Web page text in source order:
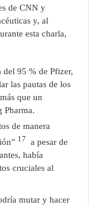
de CNN y
y, al
esta charla,
95 % de Pfizer,
las pautas de los
que un
Pharma.
de manera
17
a pesar de
había
cruciales al
mutar y hacer